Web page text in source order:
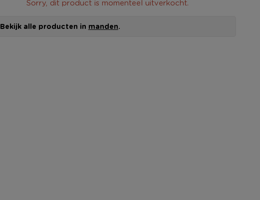
Sorry, dit product is momenteel uitverkocht.
Bekijk alle producten in manden.